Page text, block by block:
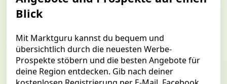
Blick
Mit Marktguru kannst du bequem und
übersichtlich durch die neuesten Werbe-
Prospekte stöbern und die besten Angebote für
deine Region entdecken. Gib nach deiner